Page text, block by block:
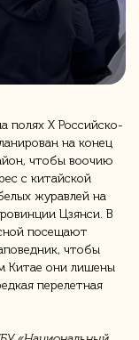
полях X Российско-
на конец
чтобы воочию
с китайской
журавлей на
Цзянси. В
посещают
чтобы
Китае они лишены
перелетная